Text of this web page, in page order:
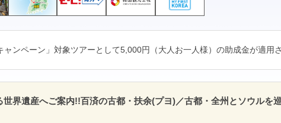
ンペーン」対象ツアーとして5,000円（大人お一人様）の助成金が適用
世界遺産へご案内!!百済の古都・扶余(プヨ)／古都・全州とソウルを